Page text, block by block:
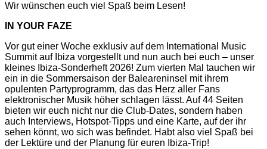
Wir wünschen euch viel Spaß beim Lesen!
IN YOUR FAZE
Vor gut einer Woche exklusiv auf dem International Music
Summit auf Ibiza vorgestellt und nun auch bei euch – unser
kleines Ibiza-Sonderheft 2026! Zum vierten Mal tauchen wir
ein in die Sommersaison der Baleareninsel mit ihrem
opulenten Partyprogramm, das das Herz aller Fans
elektronischer Musik höher schlagen lässt. Auf 44 Seiten
bieten wir euch nicht nur die Club-Dates, sondern haben
auch Interviews, Hotspot-Tipps und eine Karte, auf der ihr
sehen könnt, wo sich was befindet. Habt also viel Spaß bei
der Lektüre und der Planung für euren Ibiza-Trip!